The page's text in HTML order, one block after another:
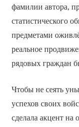
фамилии автора,
статистического
предметами
реальное
рядовых граждан
Чтобы не сеять
успехов своих
сделала акцент на